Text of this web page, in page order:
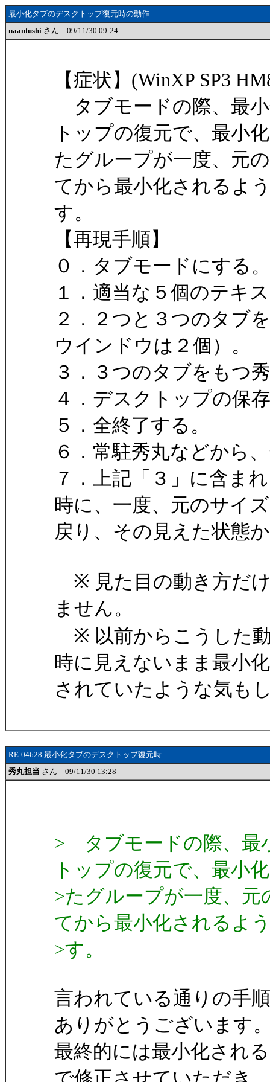
最小化タブのデスクトップ復元時の動作
naanfushi さん 09/11/30 09:24
【症状】(WinXP SP3
タブモードの際、最
トップの復元で、最小
たグループが一度、元
てから最小化されるよ
す。
【再現手順】
０．タブモードにする。
１．適当な５個のテキ
２．２つと３つのタブ
ウインドウは２個）。
３．３つのタブをもつ
４．デスクトップの保
５．全終了する。
６．常駐秀丸などから
７．上記「３」に含ま
時に、一度、元のサイ
戻り、その見えた状態
※ 見た目の動き方だ
ません。
※ 以前からこうした
時に見えないまま最小化
されていたような気も
RE:04628 最小化タブのデスクトップ復元時
秀丸担当 さん 09/11/30 13:28
> タブモードの際、最
トップの復元で、最小
>たグループが一度、
てから最小化されるよ
>す。
言われている通りの手
ありがとうございます
最終的には最小化され